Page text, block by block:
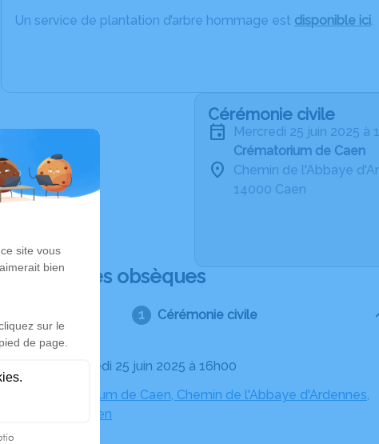
Un service de plantation d’arbre hommage est disponible ici.
Cérémonie civile
mercredi 25 juin 2025 à
Crématorium de Caen
Chemin de l'Abbaye
14000 Caen
Déroulé des obsèques
Cérémonie civile
Le mercredi 25 juin 2025 à 16h00
Crématorium de Caen, Chemin de l'Abbaye d'Ardennes,
14000 Caen